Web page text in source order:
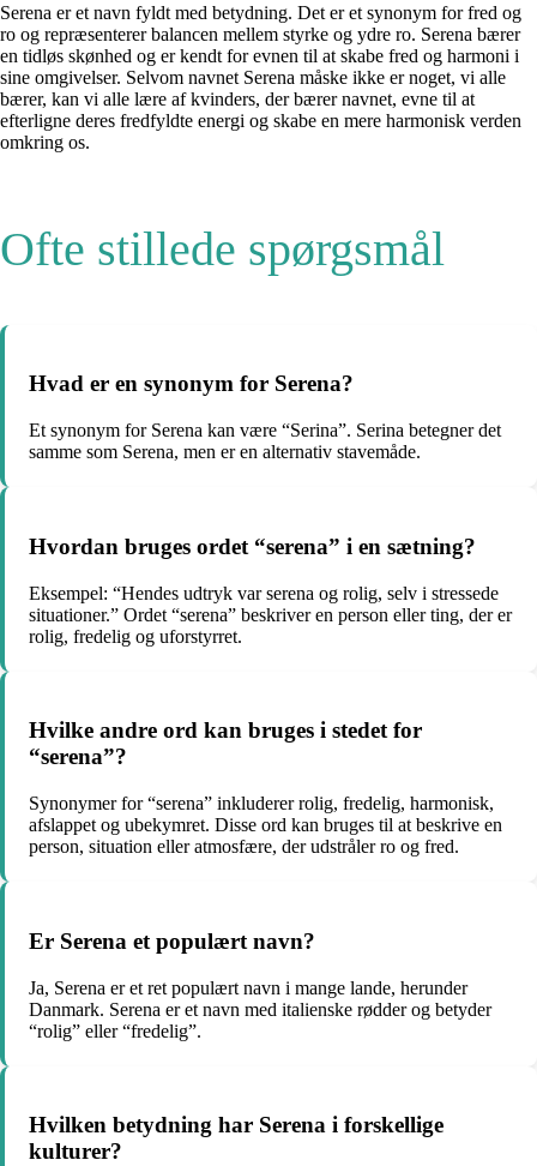
Serena er et navn fyldt med betydning. Det er et synonym for fred og
ro og repræsenterer balancen mellem styrke og ydre ro. Serena bærer
en tidløs skønhed og er kendt for evnen til at skabe fred og harmoni i
sine omgivelser. Selvom navnet Serena måske ikke er noget, vi alle
bærer, kan vi alle lære af kvinders, der bærer navnet, evne til at
efterligne deres fredfyldte energi og skabe en mere harmonisk verden
omkring os.
Ofte stillede spørgsmål
Hvad er en synonym for Serena?
Et synonym for Serena kan være “Serina”. Serina betegner det
samme som Serena, men er en alternativ stavemåde.
Hvordan bruges ordet “serena” i en sætning?
Eksempel: “Hendes udtryk var serena og rolig, selv i stressede
situationer.” Ordet “serena” beskriver en person eller ting, der er
rolig, fredelig og uforstyrret.
Hvilke andre ord kan bruges i stedet for
“serena”?
Synonymer for “serena” inkluderer rolig, fredelig, harmonisk,
afslappet og ubekymret. Disse ord kan bruges til at beskrive en
person, situation eller atmosfære, der udstråler ro og fred.
Er Serena et populært navn?
Ja, Serena er et ret populært navn i mange lande, herunder
Danmark. Serena er et navn med italienske rødder og betyder
“rolig” eller “fredelig”.
Hvilken betydning har Serena i forskellige
kulturer?